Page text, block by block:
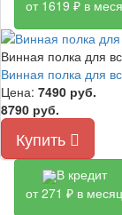
от 1619 ₽ в
Винная полка для
Винная полка для
Цена: 7490 руб.
8790 руб.
Купить
В кредит
от 271 ₽ в месяц